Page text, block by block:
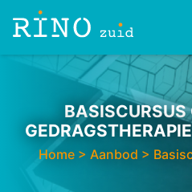
BASISCURSUS
Home> Aanbod >